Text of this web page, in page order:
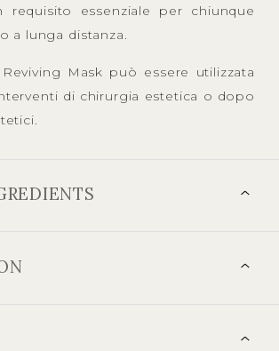
requisito essenziale per chiunque
a lunga distanza.
Mask può essere utilizzata
di chirurgia estetica o dopo